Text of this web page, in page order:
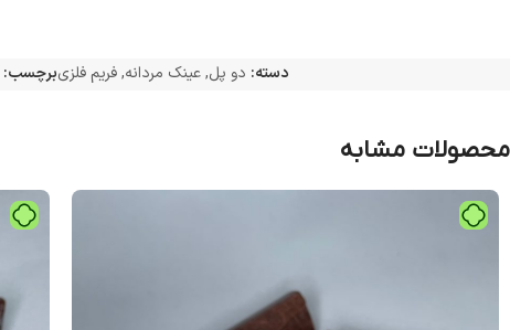
دسته: دو پل, عینک مردانه, فریم فلزیبرچسب:
محصولات مشابه